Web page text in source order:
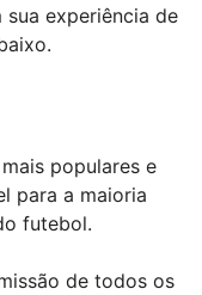
sua experiência de
populares e
para a maioria
futebol.
de todos os